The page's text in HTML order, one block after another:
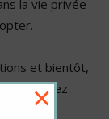
la vie privée
et bientôt,
vous direz
×